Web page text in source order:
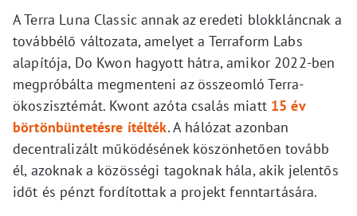
A Terra Luna Classic annak az eredeti blokkláncnak a
továbbélő változata, amelyet a Terraform Labs
alapítója, Do Kwon hagyott hátra, amikor 2022-ben
megpróbálta megmenteni az összeomló Terra-
ökoszisztémát. Kwont azóta csalás miatt 15 év
börtönbüntetésre ítélték. A hálózat azonban
decentralizált működésének köszönhetően tovább
él, azoknak a közösségi tagoknak hála, akik jelentős
időt és pénzt fordítottak a projekt fenntartására.